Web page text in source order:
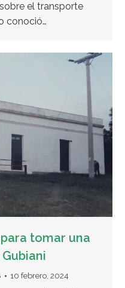
el transporte
conoció…
tomar una
10 febrero, 2024